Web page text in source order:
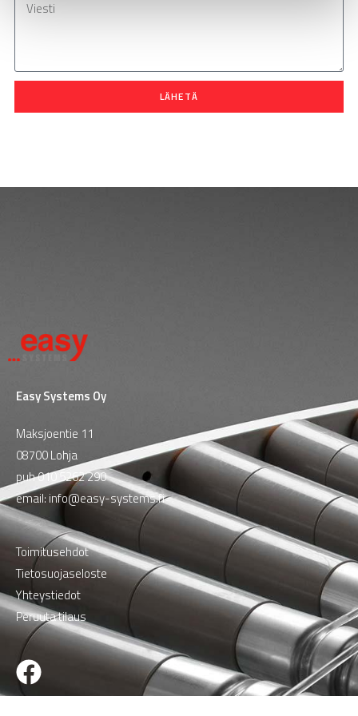
LÄHETÄ
Easy Systems Oy
Maksjoentie 11
08700 Lohja
puh010 5262 290
email: info@easy-systems.fi
Toimitusehdot
Tietosuojaseloste
Yhteystiedot
Peruuta tilaus